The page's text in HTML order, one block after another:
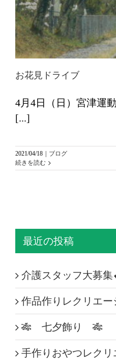
お花見ドライブ
4月4日（日）宮津運
[...]
2021/04/18
ブログ
続きを読む
最近の投稿
介護スタッフ大募集
作品作りレクリエー
🎋 七夕飾り 🎋
手作りおやつレクリ